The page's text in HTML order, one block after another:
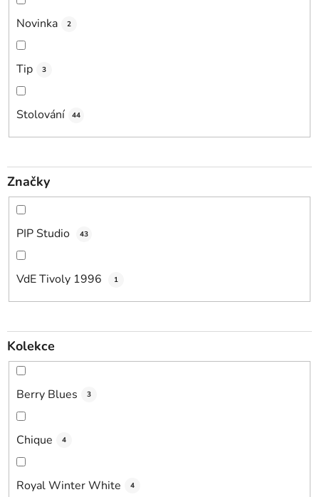
Novinka 2
Tip 3
Stolování 44
Značky
PIP Studio 43
VdE Tivoly 1996 1
Kolekce
Berry Blues 3
Chique 4
Royal Winter White 4